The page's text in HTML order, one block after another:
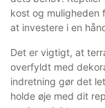
kost og muligheden
at investere i en
Det er vigtigt, at
overfyldt med
indretning gør det
holde øje med dit